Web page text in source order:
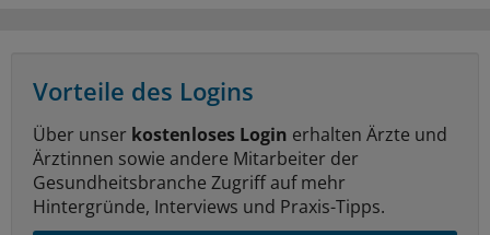
Vorteile des Logins
Über unser kostenloses Login erhalten Ärzte und
Ärztinnen sowie andere Mitarbeiter der
Gesundheitsbranche Zugriff auf mehr
Hintergründe, Interviews und Praxis-Tipps.